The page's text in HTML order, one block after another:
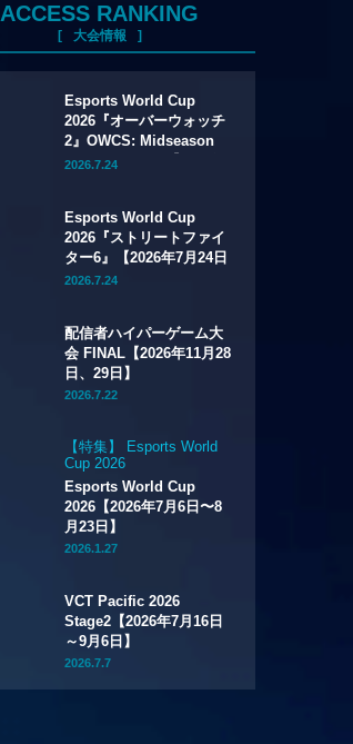
ACCESS RANKING
大会情報
Esports World Cup
2026『オーバーウォッチ
2』OWCS: Midseason
Championship【2026年
2026.7.24
Esports World Cup
2026『ストリートファイ
ター6』【2026年7月24日
～8月1日】
2026.7.24
配信者ハイパーゲーム大
会 FINAL【2026年11月28
日、29日】
2026.7.22
【特集】 Esports World
Cup 2026
Esports World Cup
2026【2026年7月6日〜8
月23日】
2026.1.27
VCT Pacific 2026
Stage2【2026年7月16日
～9月6日】
2026.7.7